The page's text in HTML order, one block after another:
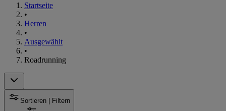
Startseite
•
Herren
•
Ausgewählt
•
Roadrunning
Sortieren | Filtern